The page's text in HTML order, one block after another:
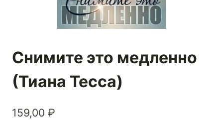
Снимите это медленно
(Тиана Тесса)
159,00 ₽